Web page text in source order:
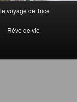
le voyage de Trice
Rêve de vie